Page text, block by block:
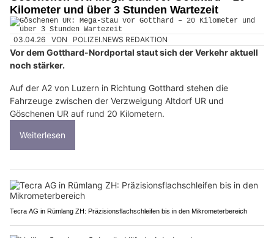
Kilometer und über 3 Stunden Wartezeit
03.04.26 VON POLIZEI.NEWS REDAKTION
Vor dem Gotthard-Nordportal staut sich der Verkehr aktuell
noch stärker.
Auf der A2 von Luzern in Richtung Gotthard stehen die
Fahrzeuge zwischen der Verzweigung Altdorf UR und
Göschenen UR auf rund 20 Kilometern.
Weiterlesen
Tecra AG in Rümlang ZH: Präzisionsflachschleifen bis in den Mikrometerbereich